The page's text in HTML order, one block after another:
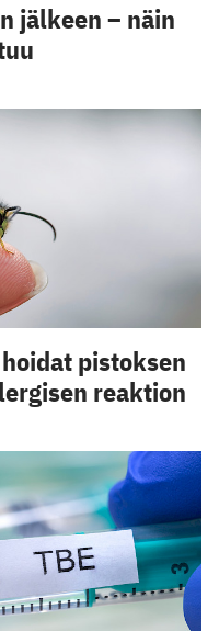
jälkeen – näin
pistoksen
reaktion